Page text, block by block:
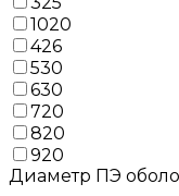
1020
426
530
630
720
820
920
Диаметр ПЭ